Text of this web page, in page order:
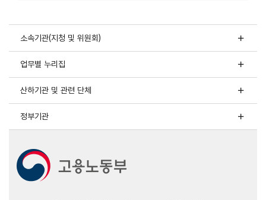
소속기관(지청 및 위원회)
업무별 누리집
산하기관 및 관련 단체
정부기관